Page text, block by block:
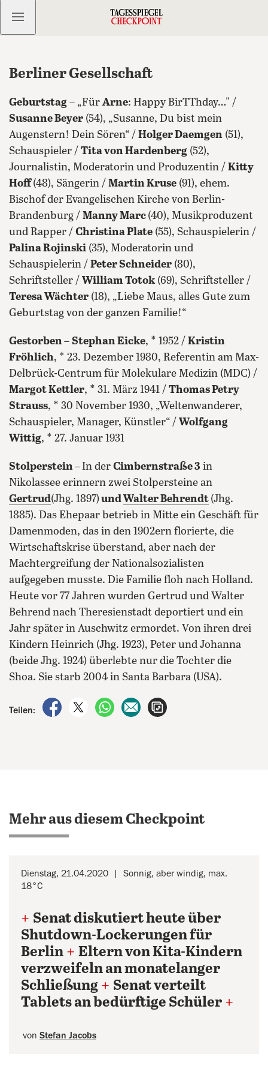
Kostenlos anmelden
Berliner Gesellschaft
Geburtstag – „Für Arne: Happy BirTThday…" /
Susanne Beyer (54), „Susanne, Du bist mein
Augenstern! Dein Sören“ / Holger Daemgen (51),
Schauspieler / Tita von Hardenberg (52),
Journalistin, Moderatorin und Produzentin / Kitty
Hoff(48), Sängerin / Martin Kruse (91), ehem.
Bischof der Evangelischen Kirche von Berlin-
Brandenburg / Manny Marc (40), Musikproduzent
und Rapper / Christina Plate (55), Schauspielerin /
Palina Rojinski (35), Moderatorin und
Schauspielerin / Peter Schneider (80),
Schriftsteller / William Totok(69), Schriftsteller /
Teresa Wächter (18), „Liebe Maus, alles Gute zum
Geburtstag von der ganzen Familie!“
Gestorben– Stephan Eicke, * 1952 / Kristin
Fröhlich, * 23. Dezember 1980, Referentin am Max-
Delbrück-Centrum für Molekulare Medizin (MDC) /
Margot Kettler, * 31. März 1941 / Thomas Petry
Strauss, * 30 November 1930, „Weltenwanderer,
Schauspieler, Manager, Künstler“ / Wolfgang
Wittig, * 27. Januar 1931
Stolperstein –In der Cimbernstraße 3 in
Nikolassee erinnern zwei Stolpersteine an
Gertrud(Jhg. 1897)undWalter Behrendt (Jhg.
1885). Das Ehepaar betrieb in Mitte ein Geschäft für
Damenmoden, das in den 1902ern florierte, die
Wirtschaftskrise überstand, aber nach der
Machtergreifung der Nationalsozialisten
aufgegeben musste. Die Familie floh nach Holland.
Heute vor 77 Jahren wurden Gertrud und Walter
Behrend nach Theresienstadt deportiert und ein
Jahr später in Auschwitz ermordet. Von ihren drei
Kindern Heinrich (Jhg. 1923), Peter und Johanna
(beide Jhg. 1924) überlebte nur die Tochter die
Shoa. Sie starb 2004 in Santa Barbara (USA).
Teilen:
auf Facebook teilen
auf X teilenper WhatsApp teilen
per E-Mail teilen
Mehr aus diesem Checkpoint
Dienstag, 21.04.2020
Sonnig, aber windig, max.
18°C
+ Senat diskutiert heute über
Shutdown-Lockerungen für
Berlin + Eltern von Kita-Kindern
verzweifeln an monatelanger
Schließung + Senat verteilt
Tablets an bedürftige Schüler +
von Stefan Jacobs